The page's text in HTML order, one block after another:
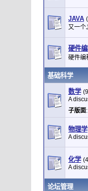
JAVA
又一个
硬件
硬件编
基础科学
数学
A
子版面:
物理学
A
化学
A
论坛管理